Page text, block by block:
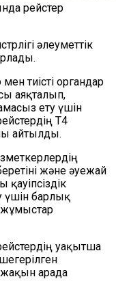
рейстер
әлеуметтік
тиісті органдар
аяқталып,
ету үшін
T4
айтылды.
және әуежай
үшін барлық
жұмыстар
уақытша
арада